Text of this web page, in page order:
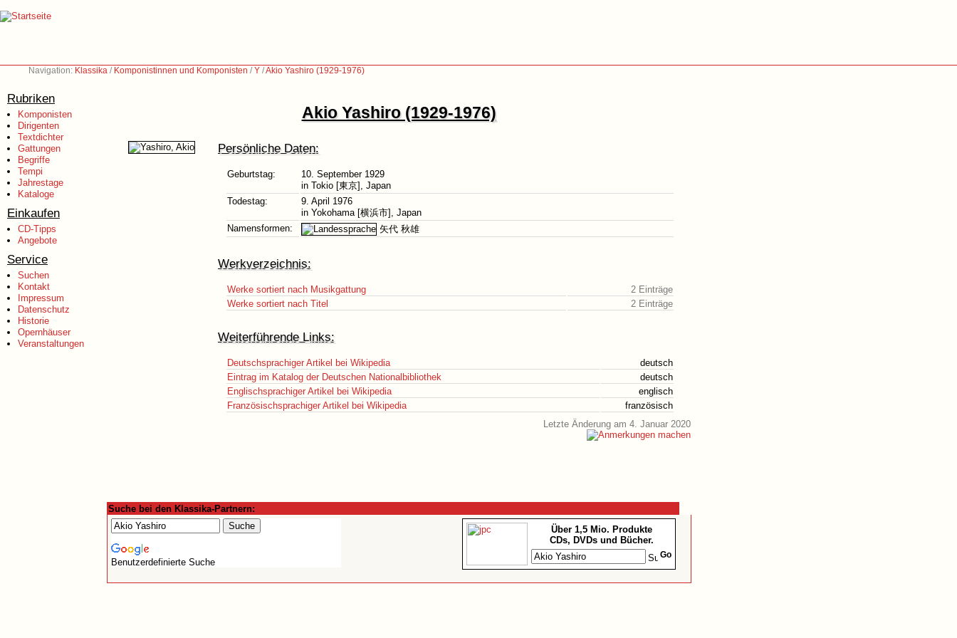
Navigation: Klassika / Komponistinnen und Komponisten /Y /Akio Yashiro (1929-1976)
Rubriken
Komponisten
Dirigenten
Textdichter
Gattungen
Begriffe
Tempi
Jahrestage
Kataloge
Einkaufen
CD-Tipps
Angebote
Service
Suchen
Kontakt
Impressum
Datenschutz
Historie
Opernhäuser
Veranstaltungen
Akio Yashiro (1929-1976)
Persönliche Daten:
Geburtstag:
10. September 1929
in Tokio [東京], Japan
Todestag:
9. April 1976
in Yokohama [横浜市], Japan
Namensformen:
矢代 秋雄
Werkverzeichnis:
Werke sortiert nach Musikgattung
2 Einträge
Werke sortiert nach Titel
2 Einträge
Weiterführende Links:
Deutschsprachiger Artikel bei Wikipedia
deutsch
Eintrag im Katalog der Deutschen Nationalbibliothek
deutsch
Englischsprachiger Artikel bei Wikipedia
englisch
Französischsprachiger Artikel bei Wikipedia
französisch
Letzte Änderung am 4. Januar 2020
Suche bei den Klassika-Partnern:
Benutzerdefinierte Suche
Über 1,5 Mio. Produkte
CDs, DVDs und Bücher.
Go